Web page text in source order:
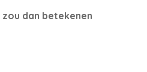
dan betekenen